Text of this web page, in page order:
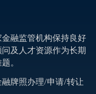
融监管机构保持良好
及人才资源作为长期
。
牌照办理/申请/转让